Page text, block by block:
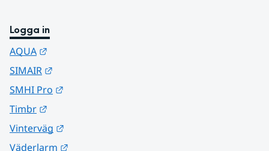
Logga in
AQUA
SIMAIR
SMHI Pro
Timbr
Vinterväg
Väderlarm